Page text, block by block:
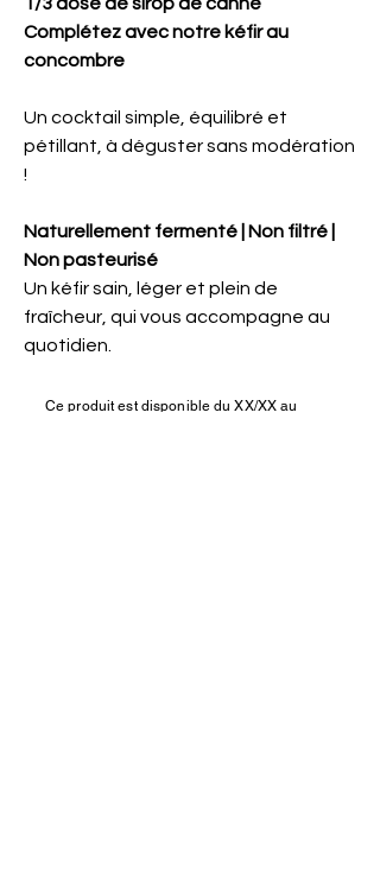
Complétez avec notre kéfir au
concombre
Un cocktail simple, équilibré et
pétillant, à déguster sans modération
!
Naturellement fermenté | Non filtré |
Non pasteurisé
Un kéfir sain, léger et plein de
fraîcheur, qui vous accompagne au
quotidien.
Ce produit est disponible du XX/XX au